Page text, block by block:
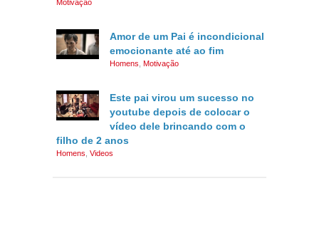
Motivação
Amor de um Pai é incondicional
emocionante até ao fim
Homens Motivação
Este pai virou um sucesso no
youtube depois de colocar o
vídeo dele brincando com o
filho de 2 anos
Homens Videos